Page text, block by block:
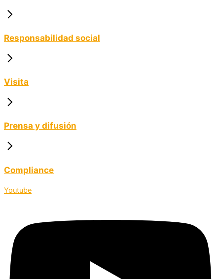
Responsabilidad social
Visita
Prensa y difusión
Compliance
Youtube